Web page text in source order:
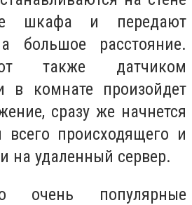
шкафа и передают
большое расстояние.
также датчиком
в комнате произойдет
сразу же начнется
всего происходящего и
на удаленный сервер.
очень популярные